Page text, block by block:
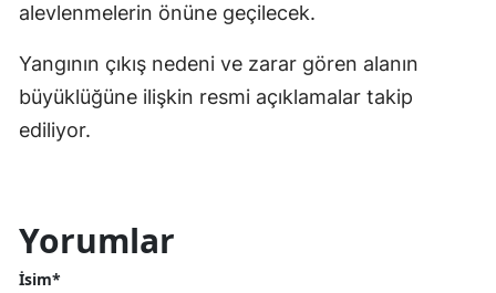
alevlenmelerin önüne geçilecek.
Yangının çıkış nedeni ve zarar gören alanın
büyüklüğüne ilişkin resmi açıklamalar takip
ediliyor.
Yorumlar
İsim*